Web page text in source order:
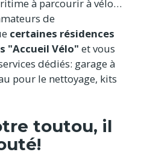
à parcourir à vélo…
de
certaines résidences
"Accueil Vélo" et vous
dédiés: garage à
pour le nettoyage, kits
toutou, il